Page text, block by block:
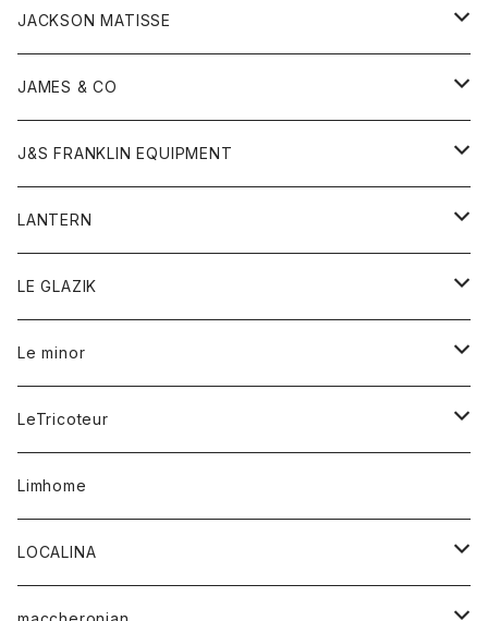
フリース
ストール
マフラー
リング
Tシャツ
グッズ
アンダーウェア
靴
バンダナ
トップス
カーディガン
ジャケット
タンクトップ
Tシャツ
ボトム
オーバーオール
ショートパンツ
レディース
アウター
カーディガン
コート
Tシャツ
ロンパース
グッズ
靴
ストール
トップス
カットソー
シャツ
ボトム
オーバーオール
ショートパンツ
レディース
オーバーオール
シャツ
ワンピース
ワンピース
ワンピース
バック
キッズ
トレーナー
トップス
Gジャケット
スウェット
帽子
JACKSON MATISSE
Tシャツ
帽子
JAMES & CO
ボトム
J&S FRANKLIN EQUIPMENT
アウター
LANTERN
アウター
Tシャツ
LE GLAZIK
レディース
コート
シャツ
Le minor
ボトム
スカート
パンツ
レディース
アウター
カットソー
トップス
シャツ
LeTricoteur
カーディガン
Limhome
LOCALINA
ロングスリーブテーシャツ